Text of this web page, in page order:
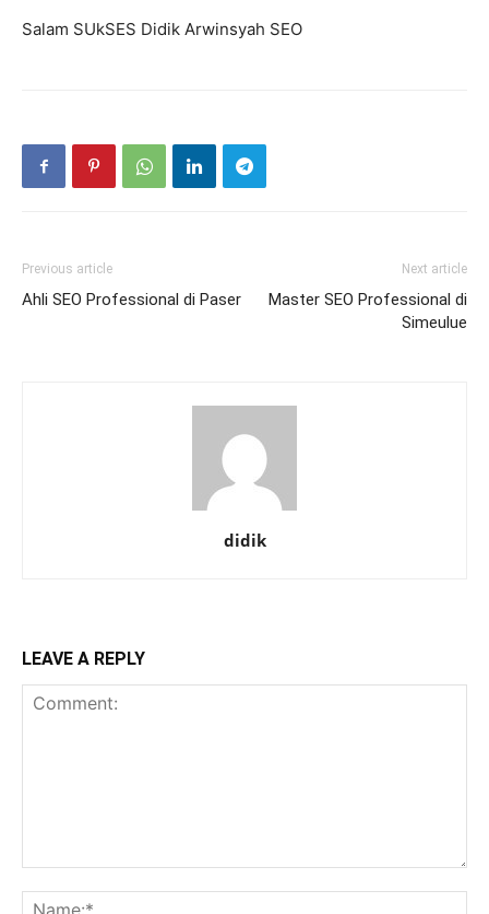
Salam SUkSES Didik Arwinsyah SEO
Previous article
Ahli SEO Professional di Paser
Next article
Master SEO Professional di
Simeulue
didik
LEAVE A REPLY